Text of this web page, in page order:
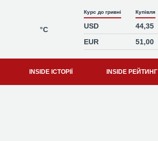
°C
Курс до гривні Купівля
USD 44,35
EUR
51,00
INSIDE ІСТОРІЇ INSIDE РЕЙТИНГ